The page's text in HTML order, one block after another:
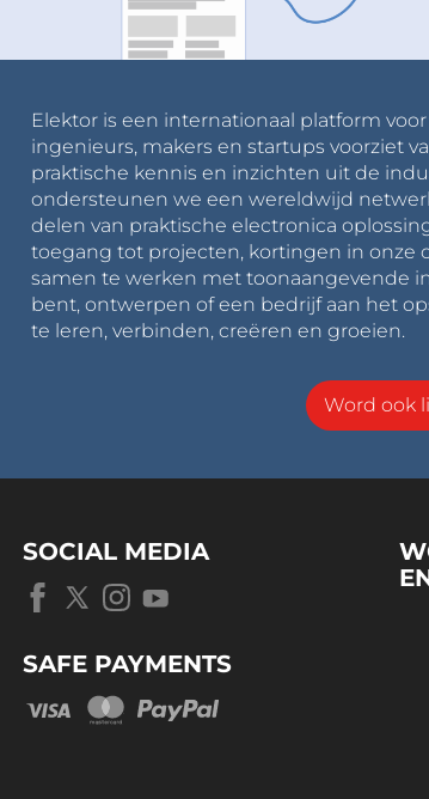
Elektor is een internationaal platform
ingenieurs, makers en startups voorziet
praktische kennis en inzichten uit de
ondersteunen we een wereldwijd
delen van praktische electronica
toegang tot projecten, kortingen in onze
samen te werken met toonaangevende
bent, ontwerpen of een bedrijf aan het
te leren, verbinden, creëren en groeien.
Word ook
SOCIAL MEDIA
SAFE PAYMENTS